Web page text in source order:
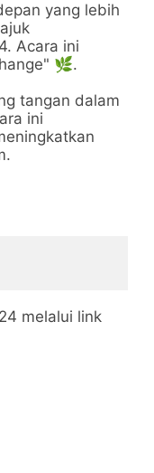
yang lebih
Acara ini
🌿.
tangan dalam
ini
melalui link